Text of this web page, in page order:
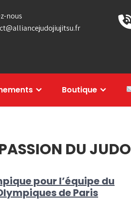
nous
Boutique
DU JUDO
pour l’équipe du
de Paris